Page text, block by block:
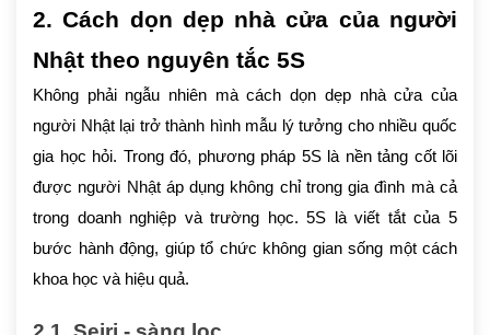
2. Cách dọn dẹp nhà cửa của người
Nhật theo nguyên tắc 5S
Không phải ngẫu nhiên mà cách dọn dẹp nhà cửa của
người Nhật lại trở thành hình mẫu lý tưởng cho nhiều quốc
gia học hỏi. Trong đó, phương pháp 5S là nền tảng cốt lõi
được người Nhật áp dụng không chỉ trong gia đình mà cả
trong doanh nghiệp và trường học. 5S là viết tắt của 5
bước hành động, giúp tổ chức không gian sống một cách
khoa học và hiệu quả.